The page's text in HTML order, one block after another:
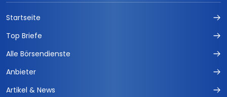
Startseite
Top Briefe
Alle Börsendienste
Anbieter
Artikel & News